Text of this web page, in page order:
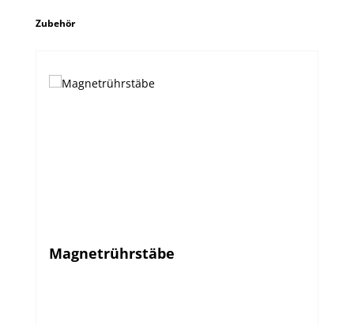
Produktgalerie überspringen
Zubehör
Magnetrührstäbe